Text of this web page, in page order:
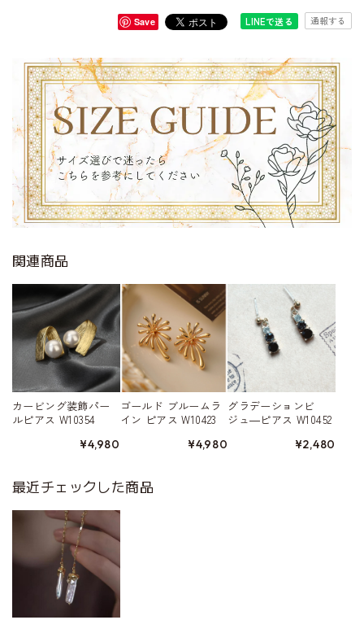
Save LINEで送る 通報する
関連商品
カービング装飾パー
ルピアス W10354
¥4,980
ゴールド ブルームラ
イン ピアス W10423
¥4,980
グラデーションビ
ジュ―ピアス W10452
¥2,480
最近チェックした商品